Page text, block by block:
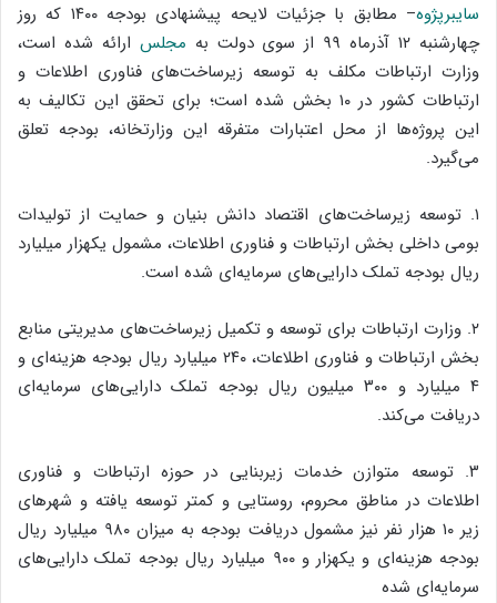
سایبرپژوه
– مطابق با جزئیات لایحه پیشنهادی بودجه ۱۴۰۰ که روز
چهارشنبه ۱۲ آذرماه ۹۹ از سوی دولت به
مجلس ارائه شده است،
وزارت ارتباطات مکلف به توسعه زیرساخت‌های فناوری اطلاعات و
ارتباطات کشور در ۱۰ بخش شده است؛ برای تحقق این تکالیف به
این پروژه‌ها از محل اعتبارات متفرقه این وزارتخانه، بودجه تعلق
می‌گیرد.
۱. توسعه زیرساخت‌های اقتصاد دانش بنیان و حمایت از تولیدات
بومی داخلی بخش ارتباطات و فناوری اطلاعات، مشمول یکهزار میلیارد
ریال بودجه تملک دارایی‌های سرمایه‌ای شده است.
۲. وزارت ارتباطات برای توسعه و تکمیل زیرساخت‌های مدیریتی منابع
بخش ارتباطات و فناوری اطلاعات، ۲۴۰ میلیارد ریال بودجه هزینه‌ای و
۴ میلیارد و ۳۰۰ میلیون ریال بودجه تملک دارایی‌های سرمایه‌ای
دریافت می‌کند.
۳. توسعه متوازن خدمات زیربنایی در حوزه ارتباطات و فناوری
اطلاعات در مناطق محروم، روستایی و کمتر توسعه یافته و شهرهای
زیر ۱۰ هزار نفر نیز مشمول دریافت بودجه به میزان ۹۸۰ میلیارد ریال
بودجه هزینه‌ای و یکهزار و ۹۰۰ میلیارد ریال بودجه تملک دارایی‌های
سرمایه‌ای شده